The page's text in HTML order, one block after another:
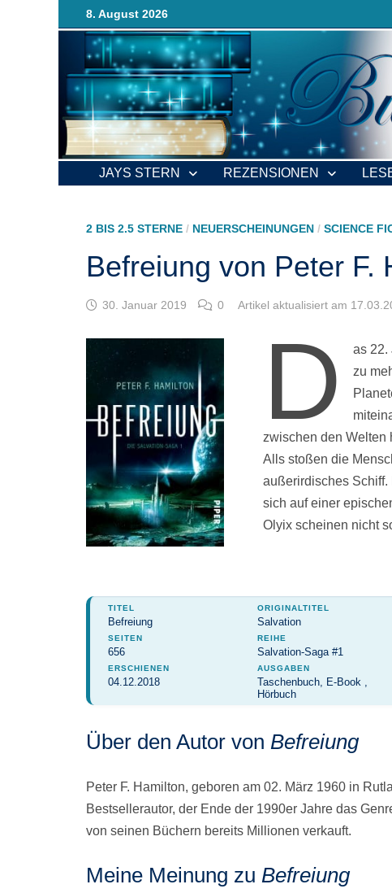
Zurück
zum
8. August 2026
JAYS STERN REZENSIONEN
2 BIS 2.5 STERNE / NEUERSCHEINUNGEN /SCIENCE
Befreiung von Peter F.
30. Januar 2019 0 Artikel aktualisiert am
D
as 22.
zu
zwischen den Welten
Alls stoßen die
außerirdisches
sich auf einer
Olyix scheinen nicht
TITEL
Befreiung
ORIGINALTITEL
Salvation
SEITEN
656
REIHE
Salvation-Saga #1
ERSCHIENEN
04.12.2018
AUSGABEN
Taschenbuch, E-Book ,
Hörbuch
Über den Autor von Befreiung
Peter F. Hamilton, geboren am 02. März 1960 in
Bestsellerautor, der Ende der 1990er Jahre das
von seinen Büchern bereits Millionen verkauft.
Meine Meinung zu Befreiung